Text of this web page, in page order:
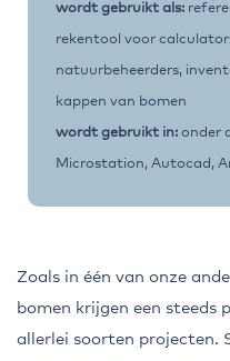
wordt gebruikt als:
rekentool voor
natuurbeheerders,
kappen van bomen
wordt gebruikt in: onder
Microstation, Autocad,
Zoals in één van onze
bomen krijgen een steeds
allerlei soorten projecten.